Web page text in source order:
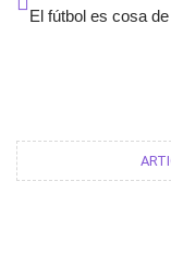
El fútbol es cosa